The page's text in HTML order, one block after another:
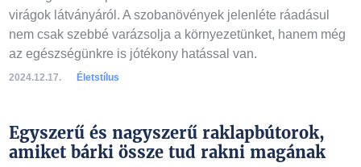
virágok látványáról. A szobanövények jelenléte ráadásul
nem csak szebbé varázsolja a környezetünket, hanem még
az egészségünkre is jótékony hatással van.
2024.12.17. Életstílus
Egyszerű és nagyszerű raklapbútorok,
amiket bárki össze tud rakni magának